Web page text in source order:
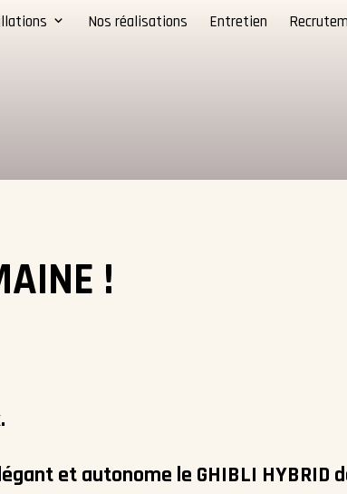
Nos réalisations Entretien
!
et autonome le GHIBLI HYBRID